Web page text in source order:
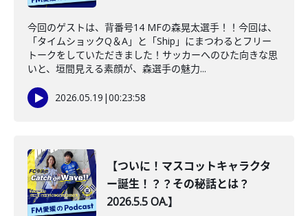
今回のゲストは、背番号14 MFの森晃太選手！！今回は、
「タイムショックQ＆A」と「Ship」にまつわるとフリー
トークをしていただきました！サッカーへのひた向きな思
いと、垣間見える素顔が、森選手の魅力...
2026.05.19 |00:23:58
【ついに！マスコットキャラクタ
ー誕生！？？その秘話とは？
2026.5.5 OA.】